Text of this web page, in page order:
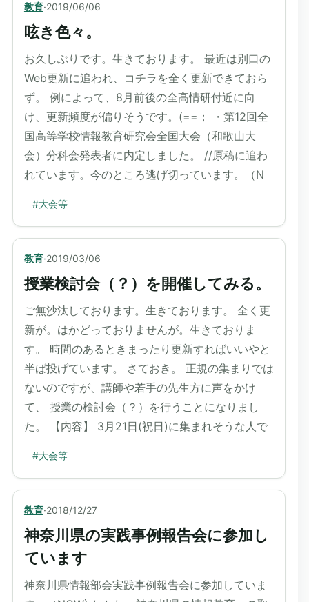
教育·2019/06/06
呟き色々。
お久しぶりです。生きております。 最近は別口の
Web更新に追われ、コチラを全く更新できておら
ず。 例によって、8月前後の全高情研付近に向
け、更新頻度が偏りそうです。(==； ・第12回全
国高等学校情報教育研究会全国大会（和歌山大
会）分科会発表者に内定しました。 //原稿に追わ
れています。今のところ逃げ切っています。（N
#大会等
教育·2019/03/06
授業検討会（？）を開催してみる。
ご無沙汰しております。生きております。 全く更
新が。はかどっておりませんが。生きておりま
す。 時間のあるときまったり更新すればいいやと
半ば投げています。 さておき。 正規の集まりでは
ないのですが、講師や若手の先生方に声をかけ
て、 授業の検討会（？）を行うことになりまし
た。 【内容】 3月21日(祝日)に集まれそうな人で
#大会等
教育·2018/12/27
神奈川県の実践事例報告会に参加し
ています
神奈川県情報部会実践事例報告会に参加していま